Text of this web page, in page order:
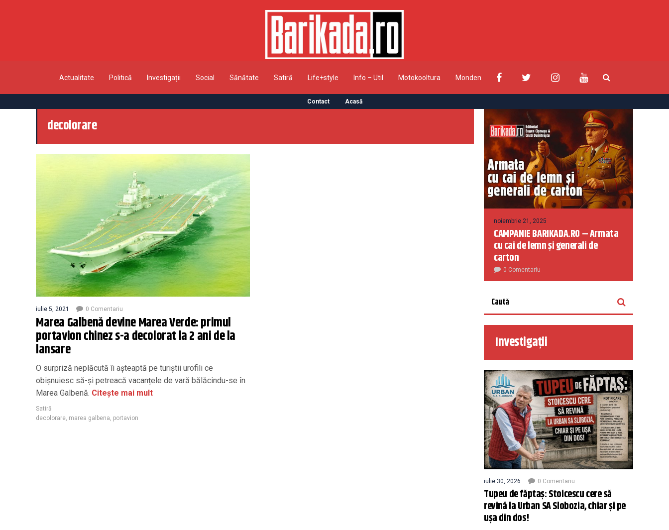
Actualitate Politică Investigații Social Sănătate Satiră Life+style Info – Util Motokooltura Monden
Contact Acasă
decolorare
iulie 5, 2021 0 Comentariu
Marea Galbenă devine Marea Verde: primul
portavion chinez s-a decolorat la 2 ani de la
lansare
O surpriză neplăcută îi așteaptă pe turiștii urofili ce
obișnuiesc să-și petreacă vacanțele de vară bălăcindu-se în
Marea Galbenă. Citește mai mult
Satiră
decolorare marea galbena portavion
noiembrie 21, 2025
CAMPANIE BARIKADA.RO – Armata
cu cai de lemn și generali de
carton
0 Comentariu
Investigații
iulie 30, 2026 0 Comentariu
Tupeu de făptaș: Stoicescu cere să
revină la Urban SA Slobozia, chiar și pe
ușa din dos!